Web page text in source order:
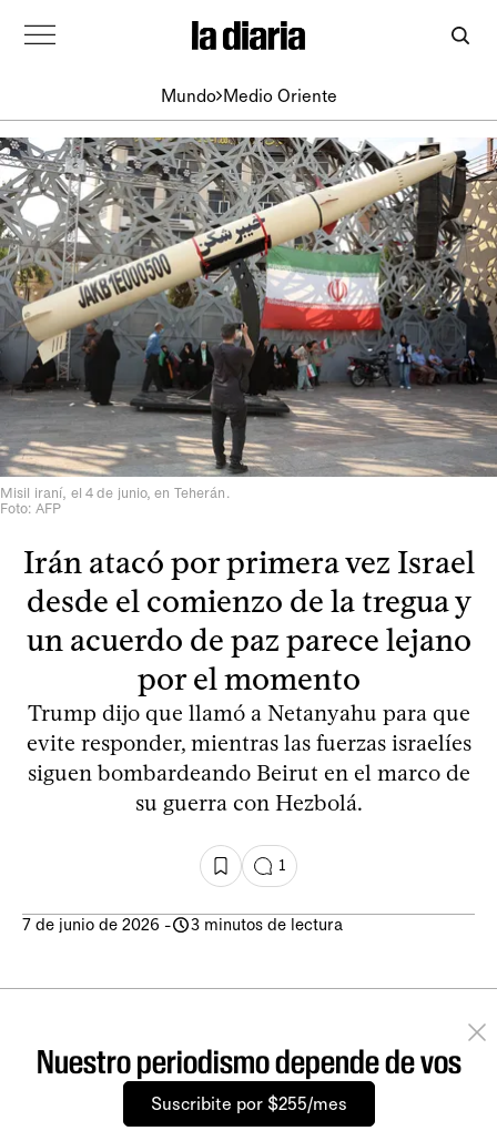
Mundo Medio Oriente
Misil iraní, el 4 de junio, en Teherán.
Foto: AFP
Irán atacó por primera vez Israel
desde el comienzo de la tregua y
un acuerdo de paz parece lejano
por el momento
Trump dijo que llamó a Netanyahu para que
evite responder, mientras las fuerzas israelíes
siguen bombardeando Beirut en el marco de
su guerra con Hezbolá.
1
7 de junio de 2026 - 3 minutos de lectura
Nuestro periodismo depende de vos
Suscribite por $255/mes